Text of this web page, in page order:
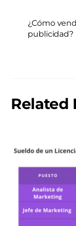
¿Cómo
publicidad?
Related